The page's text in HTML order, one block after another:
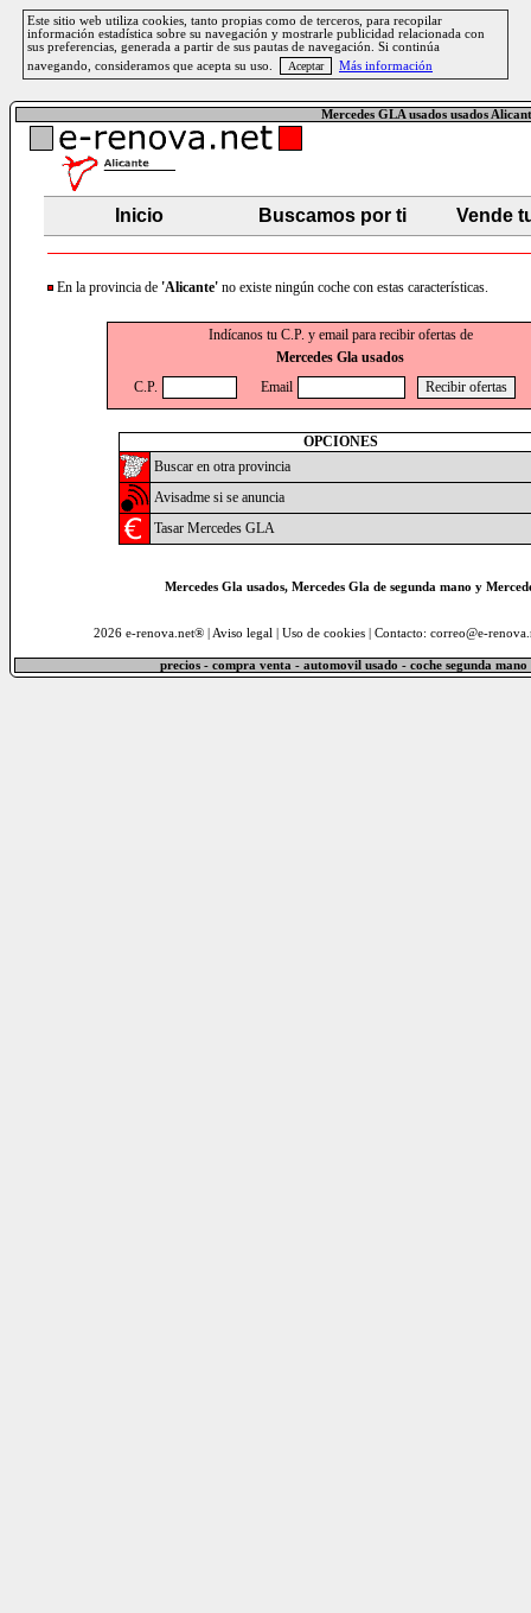
Este sitio web utiliza cookies, tanto propias como de terceros, para recopilar
información estadística sobre su navegación y mostrarle publicidad relacionada con
sus preferencias, generada a partir de sus pautas de navegación. Si continúa
navegando, consideramos que acepta su uso.
Más información
Mercedes GLA usados usados
Inicio Buscamos por ti Vende
En la provincia de 'Alicante' no existe ningún coche con estas características.
Indícanos tu C.P. y email para recibir ofertas de
Mercedes Gla usados
C.P.
Email
OPCIONES
Buscar en otra provincia
Avisadme si se anuncia
Tasar Mercedes GLA
Mercedes Gla usados, Mercedes Gla de segunda mano y
2026 e-renova.net® | Aviso legal Uso de cookies| Contacto: correo@e-
precios - compra venta - automovil usado - coche segunda mano